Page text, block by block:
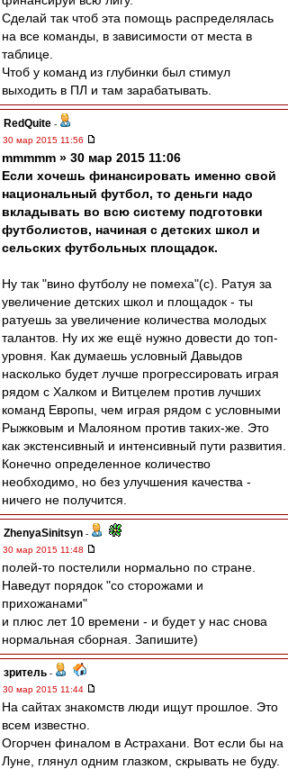
Сделай так чтоб эта помощь распределялась
на все команды, в зависимости от места в
таблице.
Чтоб у команд из глубинки был стимул
выходить в ПЛ и там зарабатывать.
RedQuite -
30 мар 2015 11:56
mmmmm » 30 мар 2015 11:06
Если хочешь финансировать именно свой
национальный футбол, то деньги надо
вкладывать во всю систему подготовки
футболистов, начиная с детских школ и
сельских футбольных площадок.
Ну так "вино футболу не помеха"(с). Ратуя за
увеличение детских школ и площадок - ты
ратуешь за увеличение количества молодых
талантов. Ну их же ещё нужно довести до топ-
уровня. Как думаешь условный Давыдов
насколько будет лучше прогрессировать играя
рядом с Халком и Витцелем против лучших
команд Европы, чем играя рядом с условными
Рыжковым и Малояном против таких-же. Это
как экстенсивный и интенсивный пути развития.
Конечно определенное количество
необходимо, но без улучшения качества -
ничего не получится.
ZhenyaSinitsyn -
30 мар 2015 11:48
полей-то постелили нормально по стране.
Наведут порядок "со сторожами и
прихожанами"
и плюс лет 10 времени - и будет у нас снова
нормальная сборная. Запишите)
зpитель -
30 мар 2015 11:44
На сайтах знакомств люди ищут прошлое. Это
всем известно.
Огорчен финалом в Астрахани. Вот если бы на
Луне, глянул одним глазком, скрывать не буду.